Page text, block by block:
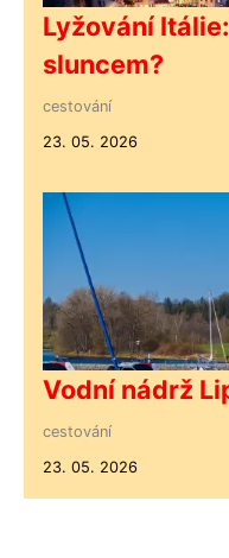
Lyžování
sluncem?
cestování
23. 05. 2026
Vodní nádrž
cestování
23. 05. 2026